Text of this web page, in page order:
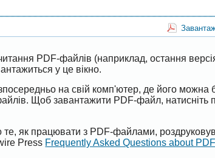
PDF-файлів (наприклад, остання
у це вікно.
на свій комп'ютер, де його можна
Щоб завантажити PDF-файл, натисніть
як працювати з PDF-файлами,
Press Frequently Asked Questions about